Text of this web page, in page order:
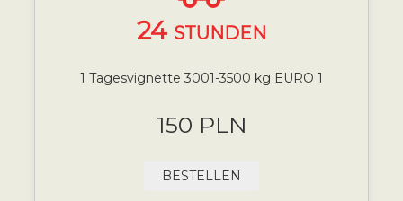
24 STUNDEN
1 Tagesvignette 3001-3500 kg EURO 1
150 PLN
BESTELLEN